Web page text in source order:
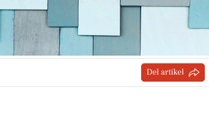
Del artikel